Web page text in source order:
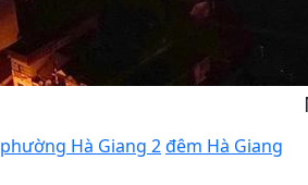
phường Hà Giang 2đêm Hà Giang